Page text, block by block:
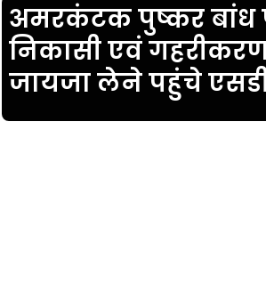
अमरकंटक पुष्कर बांध
निकासी एवं
जायजा लेने पहुंचे